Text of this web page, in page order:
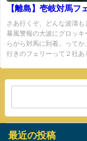
【離島】壱岐対馬フ
さあ行くぞ、どんな波濤も
暴風警報の大波にグロッキ
らがら対馬に到着。ってか
行きのフェリーって２社あ
最近の投稿